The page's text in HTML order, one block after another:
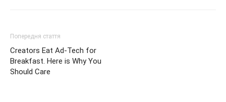
Попередня стаття
Creators Eat Ad-Tech for
Breakfast. Here is Why You
Should Care